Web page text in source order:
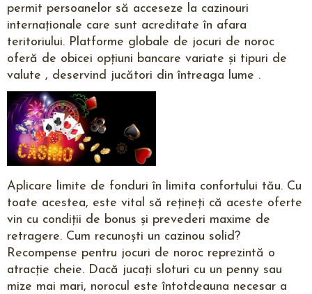
permit persoanelor să acceseze la cazinouri
internaționale care sunt acreditate în afara
teritoriului. Platforme globale de jocuri de noroc
oferă de obicei opțiuni bancare variate și tipuri de
valute , deservind jucători din întreaga lume .
Aplicare limite de fonduri în limita confortului tău. Cu
toate acestea, este vital să rețineți că aceste oferte
vin cu condiții de bonus și prevederi maxime de
retragere. Cum recunoști un cazinou solid?
Recompense pentru jocuri de noroc reprezintă o
atracție cheie. Dacă jucați sloturi cu un penny sau
mize mai mari, norocul este întotdeauna necesar a